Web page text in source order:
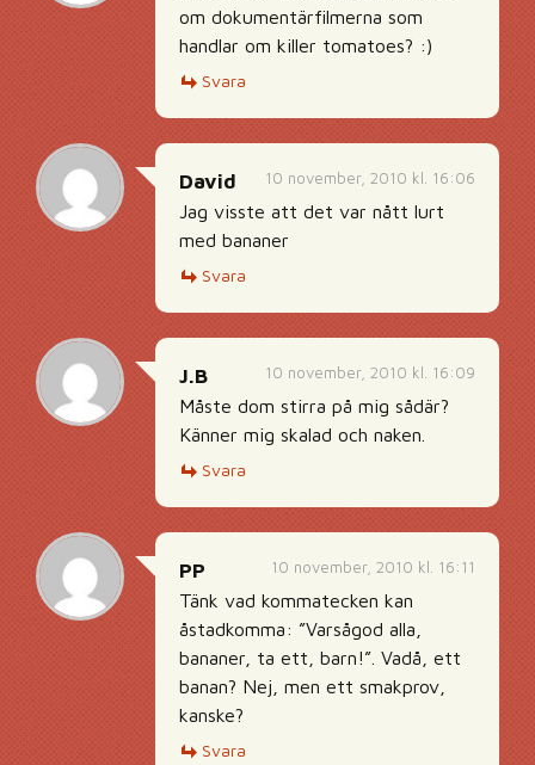
om dokumentärfilmerna som
handlar om killer tomatoes? :)
Svara
10 november, 2010 kl. 16:06
David
Jag visste att det var nått lurt
med bananer
Svara
10 november, 2010 kl. 16:09
J.B
Måste dom stirra på mig sådär?
Känner mig skalad och naken.
Svara
10 november, 2010 kl. 16:11
PP
Tänk vad kommatecken kan
åstadkomma: ”Varsågod alla,
bananer, ta ett, barn!”. Vadå, ett
banan? Nej, men ett smakprov,
kanske?
Svara